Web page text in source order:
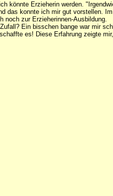
könnte Erzieherin werden.
das konnte ich mir gut vorstellen.
noch zur Erzieherinnen-Ausbildung.
Ein bisschen bange war mir
es! Diese Erfahrung zeigte